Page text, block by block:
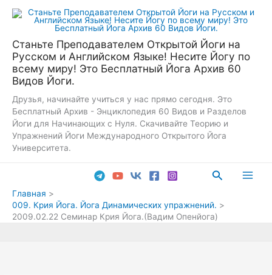
Перейти
Станьте Преподавателем Открытой Йоги на
Русском и Английском Языке! Несите Йогу по
всему миру! Это Бесплатный Йога Архив 60
Видов Йоги.
Друзья, начинайте учиться у нас прямо сегодня. Это
Бесплатный Архив - Энциклопедия 60 Видов и Разделов
Йоги для Начинающих с Нуля. Скачивайте Теорию и
Упражнений Йоги Международного Открытого Йога
Университета.
Поиск
Главная
009. Крия Йога. Йога Динамических упражнений.
2009.02.22 Семинар Крия Йога.(Вадим Опенйога)